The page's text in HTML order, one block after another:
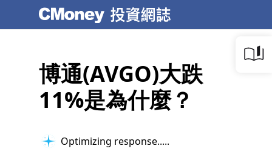
博通(AVGO)大跌
11%是為什麼？
Optimizing response...